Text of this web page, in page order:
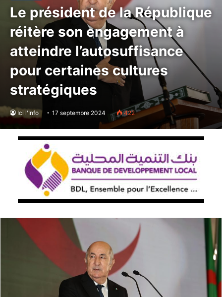
Le président de la République
réitère son engagement à
atteindre l’autosuffisance
pour certaines cultures
stratégiques
Ici l'Info 17 septembre 2024 422